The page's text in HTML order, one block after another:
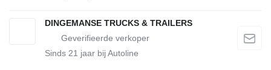
DINGEMANSE TRUCKS & TRAILERS
Sinds 21 jaar bij Autoline